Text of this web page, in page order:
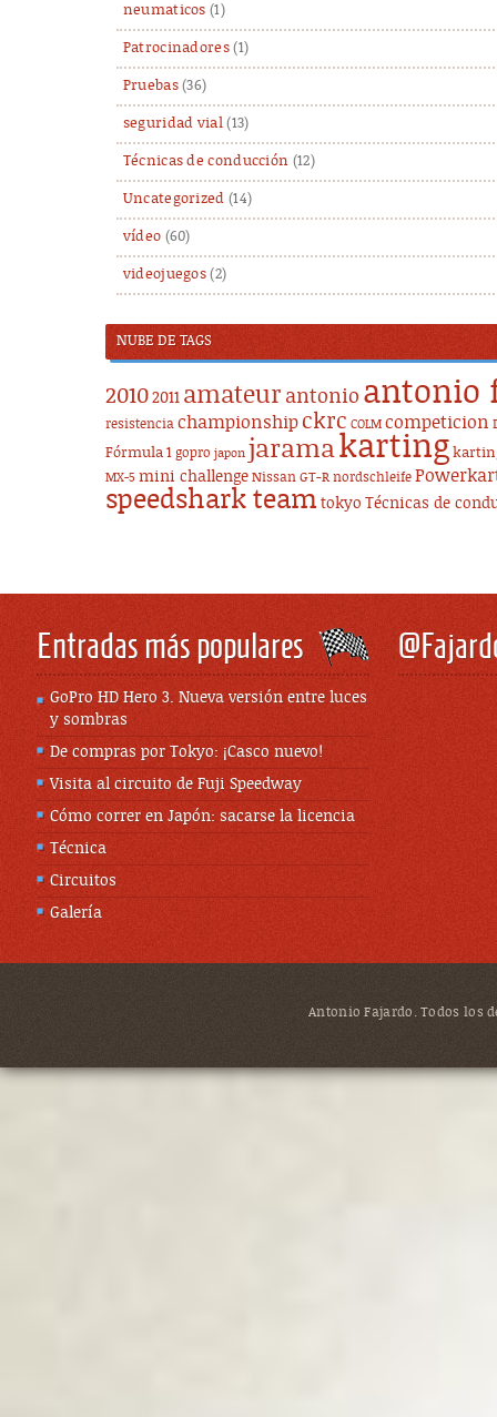
neumaticos (1)
Patrocinadores(1)
Pruebas(36)
seguridad vial(13)
Técnicas de conducción (12)
Uncategorized (14)
vídeo (60)
videojuegos (2)
NUBE DE TAGS
20102011 amateur antonio antonio
resistencia championship ckrc COLM competicion
Fórmula 1 gopro japon jaramakarting
MX-5 mini challenge Nissan GT-R nordschleife
speedshark team tokyo Técnicas de
Entradas más populares
GoPro HD Hero 3. Nueva versión entre luces
y sombras
De compras por Tokyo: ¡Casco nuevo!
Visita al circuito de Fuji Speedway
Cómo correr en Japón: sacarse la licencia
Técnica
Circuitos
Galería
Antonio Fajardo. Todos los